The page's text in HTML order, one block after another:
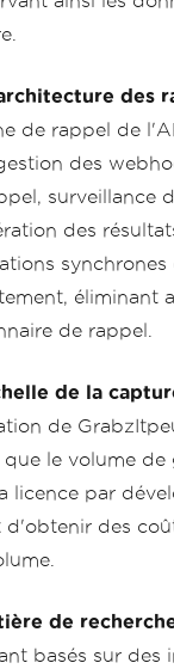
des
de rappel de
des
surveillance
des
synchrones
éliminant
de rappel.
de la
de
que le volume de
licence par
d'obtenir des
de
basés sur des